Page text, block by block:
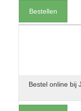
Bestellen
Bestel online bij